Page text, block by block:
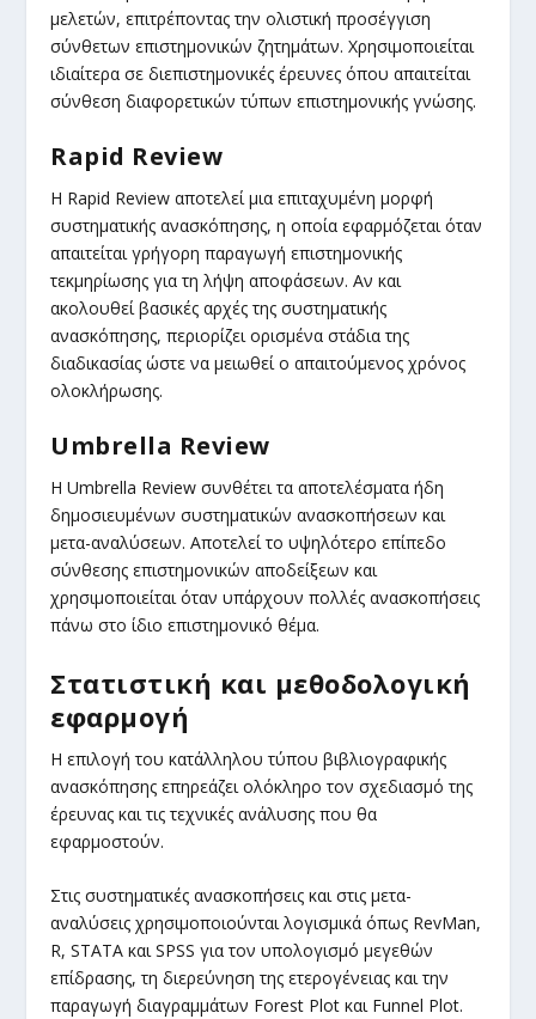
μελετών, επιτρέποντας την ολιστική προσέγγιση
σύνθετων επιστημονικών ζητημάτων. Χρησιμοποιείται
ιδιαίτερα σε διεπιστημονικές έρευνες όπου απαιτείται
σύνθεση διαφορετικών τύπων επιστημονικής γνώσης.
Rapid Review
Η Rapid Review αποτελεί μια επιταχυμένη μορφή
συστηματικής ανασκόπησης, η οποία εφαρμόζεται όταν
απαιτείται γρήγορη παραγωγή επιστημονικής
τεκμηρίωσης για τη λήψη αποφάσεων. Αν και
ακολουθεί βασικές αρχές της συστηματικής
ανασκόπησης, περιορίζει ορισμένα στάδια της
διαδικασίας ώστε να μειωθεί ο απαιτούμενος χρόνος
ολοκλήρωσης.
Umbrella Review
Η Umbrella Review συνθέτει τα αποτελέσματα ήδη
δημοσιευμένων συστηματικών ανασκοπήσεων και
μετα-αναλύσεων. Αποτελεί το υψηλότερο επίπεδο
σύνθεσης επιστημονικών αποδείξεων και
χρησιμοποιείται όταν υπάρχουν πολλές ανασκοπήσεις
πάνω στο ίδιο επιστημονικό θέμα.
Στατιστική και μεθοδολογική
εφαρμογή
Η επιλογή του κατάλληλου τύπου βιβλιογραφικής
ανασκόπησης επηρεάζει ολόκληρο τον σχεδιασμό της
έρευνας και τις τεχνικές ανάλυσης που θα
εφαρμοστούν.
Στις συστηματικές ανασκοπήσεις και στις μετα-
αναλύσεις χρησιμοποιούνται λογισμικά όπως RevMan,
R, STATA και SPSS για τον υπολογισμό μεγεθών
επίδρασης, τη διερεύνηση της ετερογένειας και την
παραγωγή διαγραμμάτων Forest Plot και Funnel Plot.